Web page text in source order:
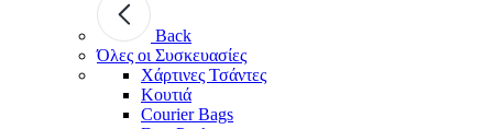
Back
Όλες οι Συσκευασίες
Χάρτινες Τσάντες
Κουτιά
Courier Bags